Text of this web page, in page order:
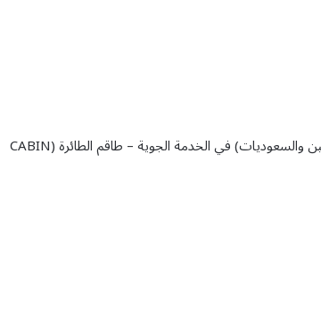
تعلن الخطوط الجوية السعودية عن فتح باب التقديم (للسعوديين والسعوديات) في الخدمة الجوية – طاقم الطائرة (CABIN